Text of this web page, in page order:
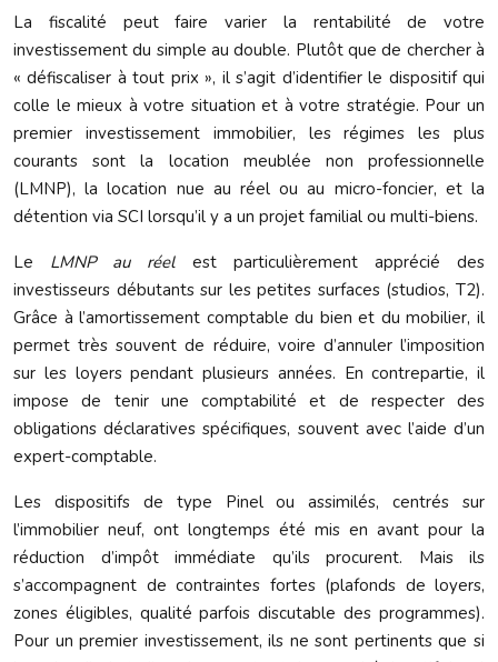
La fiscalité peut faire varier la rentabilité de votre
investissement du simple au double. Plutôt que de chercher à
« défiscaliser à tout prix », il s’agit d’identifier le dispositif qui
colle le mieux à votre situation et à votre stratégie. Pour un
premier investissement immobilier, les régimes les plus
courants sont la location meublée non professionnelle
(LMNP), la location nue au réel ou au micro-foncier, et la
détention via SCI lorsqu’il y a un projet familial ou multi-biens.
Le LMNP au réelest particulièrement apprécié des
investisseurs débutants sur les petites surfaces (studios, T2).
Grâce à l’amortissement comptable du bien et du mobilier, il
permet très souvent de réduire, voire d’annuler l’imposition
sur les loyers pendant plusieurs années. En contrepartie, il
impose de tenir une comptabilité et de respecter des
obligations déclaratives spécifiques, souvent avec l’aide d’un
expert-comptable.
Les dispositifs de type Pinel ou assimilés, centrés sur
l’immobilier neuf, ont longtemps été mis en avant pour la
réduction d’impôt immédiate qu’ils procurent. Mais ils
s’accompagnent de contraintes fortes (plafonds de loyers,
zones éligibles, qualité parfois discutable des programmes).
Pour un premier investissement, ils ne sont pertinents que si